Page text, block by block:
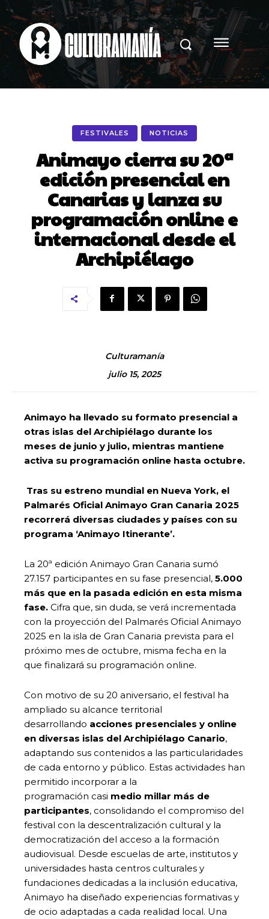
FESTIVALES NOTICIAS
Animayo cierra su 20ª
edición presencial en
Canarias y lanza su
programación online e
internacional desde el
Archipiélago
Culturamanía
julio 15, 2025
Animayo ha llevado su formato presencial a
otras islas del Archipiélago durante los
meses de junio y julio, mientras mantiene
activa su programación online hasta octubre.
Tras su estreno mundial en Nueva York, el
Palmarés Oficial Animayo Gran Canaria 2025
recorrerá diversas ciudades y países con su
programa ‘Animayo Itinerante’.
La 20ª edición Animayo Gran Canaria sumó
27.157 participantes en su fase presencial, 5.000
más que en la pasada edición en esta misma
fase. Cifra que, sin duda, se verá incrementada
con la proyección del Palmarés Oficial Animayo
2025 en la isla de Gran Canaria prevista para el
próximo mes de octubre, misma fecha en la
que finalizará su programación online.
Con motivo de su 20 aniversario, el festival ha
ampliado su alcance territorial
desarrollando acciones presenciales y online
en diversas islas del Archipiélago Canario,
adaptando sus contenidos a las particularidades
de cada entorno y público. Estas actividades han
permitido incorporar a la
programación casi medio millar más de
participantes, consolidando el compromiso del
festival con la descentralización cultural y la
democratización del acceso a la formación
audiovisual. Desde escuelas de arte, institutos y
universidades hasta centros culturales y
fundaciones dedicadas a la inclusión educativa,
Animayo ha diseñado experiencias formativas y
de ocio adaptadas a cada realidad local. Una